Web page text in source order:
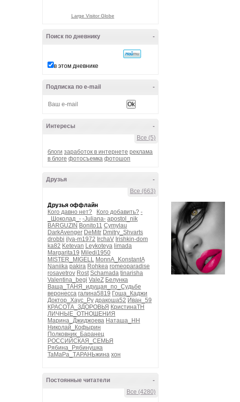
Large Visitor Globe
-
Поиск по дневнику
в этом дневнике
-
Подписка по e-mail
-
Интересы
Все (5)
блоги заработок в интернете реклама
в блоге фотосъемка фотошоп
-
Друзья
Все (663)
Друзья оффлайн
Кого давно нет?
Кого добавить? -
_Шоколад_- -Juliana- apostol_nik
BARGUZIN Bonito11 Cymylau
DarkAvenger DeMitr Dmitry_Shvarts
drobbi ilya-m1972 IrchaV Irishkin-dom
ka82 Ketevan Leykoteya limada
Margarita19 Miledi1950
MISTER_MIGELL MonnA_KonstantA
Naniika pakira Rohkea romeoparadise
rosavetrov Rost Schamada tinarisha
Valentina_begi ValeZ Белунка
Ваша_ТАНЯ_идущая_по_Судьбе
веронесса галина5819 Гоша_Каджи
Доктор_Хаус_Ру дракоша52 Иван_59
КРАСОТА_ЗДОРОВЬЯ КристинаТН
ЛИЧНЫЕ_ОТНОШЕНИЯ
Марина_Джиджоева Наташа_НН
Николай_Кофырин
Полковник_Баранец
РОССИЙСКАЯ_СЕМЬЯ
Рябина_Рябинушка
ТаМаРа_ТАРАНЬжина хон
-
Постоянные читатели
Все (4280)